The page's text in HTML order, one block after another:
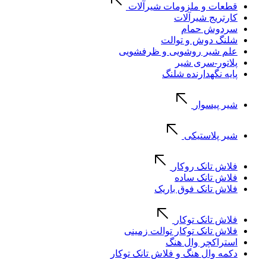
قطعات و ملزومات شیرآلات
کارتریج شیرآلات
سردوش حمام
شلنگ دوش و توالت
علم شیر روشویی و ظرفشویی
پلاتور-سری شیر
پایه نگهدارنده شلنگ
شیر پیسوار
شیر پلاستیکی
فلاش تانک روکار
فلاش تانک ساده
فلاش تانک فوق باریک
فلاش تانک توکار
فلاش تانک توکار توالت زمینی
استراکچر وال هنگ
دکمه وال هنگ و فلاش تانک توکار